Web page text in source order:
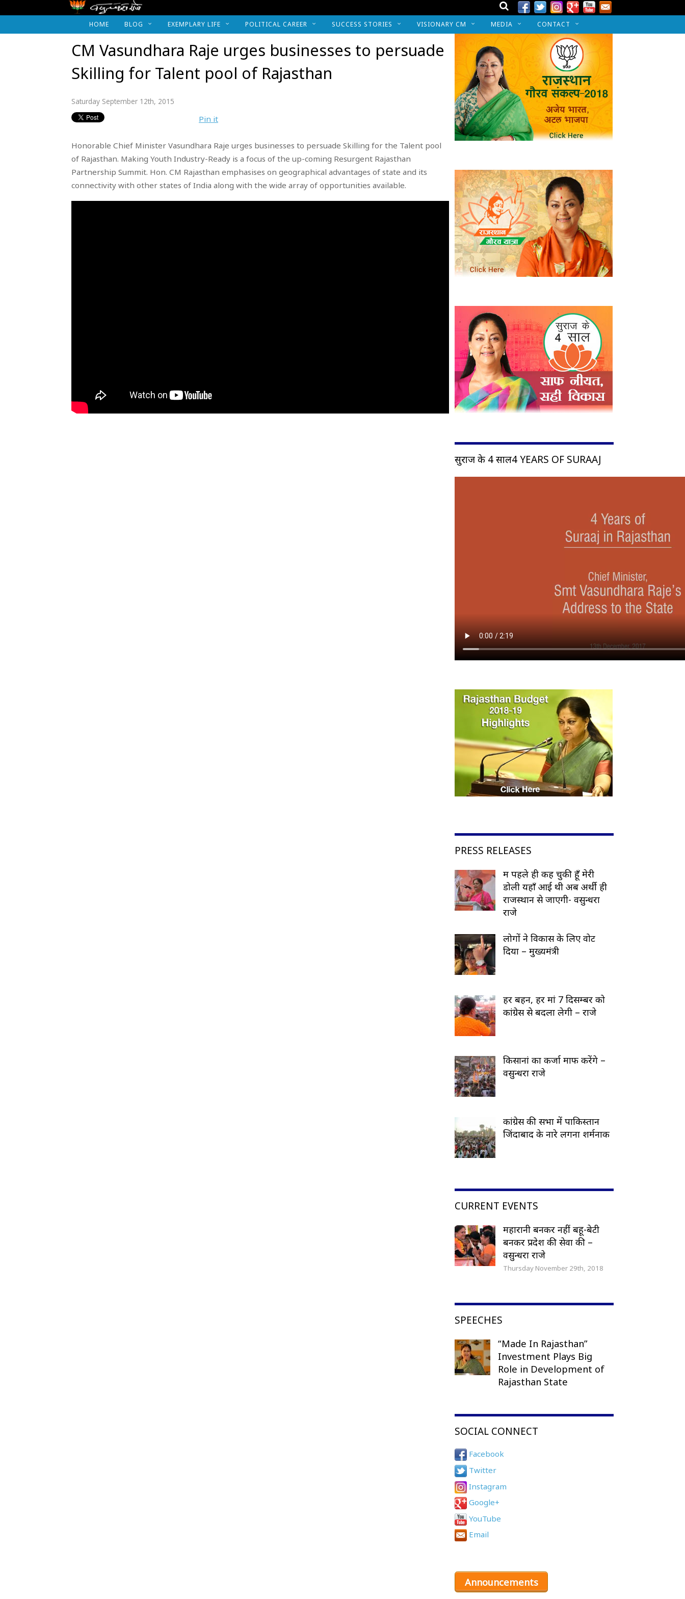
HOME BLOG EXEMPLARY LIFE POLITICAL CAREER SUCCESS STORIES VISIONARY CM MEDIA CONTACT
CM Vasundhara Raje urges businesses to persuade
Skilling for Talent pool of Rajasthan
Saturday September 12th, 2015
Pin it
Honorable Chief Minister Vasundhara Raje urges businesses to persuade Skilling for the Talent pool
of Rajasthan. Making Youth Industry-Ready is a focus of the up-coming Resurgent Rajasthan
Partnership Summit. Hon. CM Rajasthan emphasises on geographical advantages of state and its
connectivity with other states of India along with the wide array of opportunities available.
सुराज के 4 साल4 YEARS OF SURAAJ
PRESS RELEASES
मैं पहले ही कह चुकी हूँ मेरी
डोली यहाँ आई थी अब अर्थी ही
राजस्थान से जाएगी- वसुन्धरा
राजे
लोगों ने विकास के लिए वोट
दिया – मुख्यमंत्री
हर बहन, हर मां 7 दिसम्बर को
कांग्रेस से बदला लेगी – राजे
किसानां का कर्जा माफ करेंगे –
वसुन्धरा राजे
कांग्रेस की सभा में पाकिस्तान
जिंदाबाद के नारे लगना शर्मनाक
CURRENT EVENTS
महारानी बनकर नहीं बहू-बेटी
बनकर प्रदेश की सेवा की –
वसुन्धरा राजे
Thursday November 29th, 2018
SPEECHES
“Made In Rajasthan”
Investment Plays Big
Role in Development of
Rajasthan State
SOCIAL CONNECT
Facebook
Twitter
Instagram
Google+
YouTube
Email
Announcements